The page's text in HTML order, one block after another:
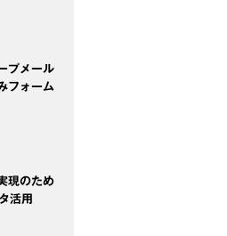
プメール
フォーム
現のため
活用